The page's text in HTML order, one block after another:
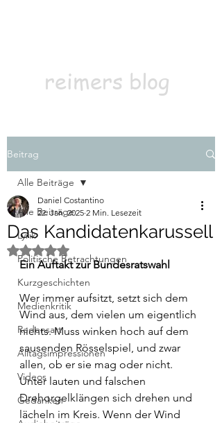
reimers blog
Beitrag
Alle Beiträge
Lyrik
Politische Betrachtungen
Kurzgeschichten
Medienkritik
Redensart
Alltagsimpressionen
Videos
Gedanken
Alle Beiträge
Das Kandidatenkarussell
Daniel Costantino
22. Jan. 2025 2 Min. Lesezeit
Mit NaN von 5 Sternen bewertet.
Ein Auftakt zur Bundesratswahl
Wer immer aufsitzt, setzt sich dem
Wind aus, dem vielen um eigentlich
nichts. Muss winken hoch auf dem
sausenden Rösselspiel, und zwar
allen, ob er sie mag oder nicht.
Unter lauten und falschen
Drehorgelklängen sich drehen und
lächeln im Kreis. Wenn der Wind